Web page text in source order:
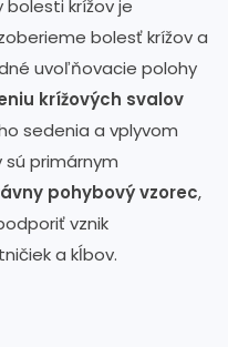
bolesti krížov je
bolesť krížov a
uvoľňovacie polohy
krížových svalov
sedenia a vplyvom
sú primárnym
pohybový vzorec,
vznik
a kĺbov.